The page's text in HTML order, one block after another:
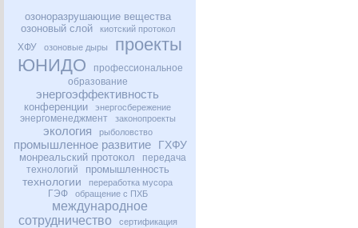
озоноразрушающие вещества
озоновый слой
киотский протокол
ХФУ озоновые дыры
проекты
ЮНИДО
профессиональное
образование
энергоэффективность
конференции энергосбережение
энергоменеджмент законопроекты
экология рыболовство
промышленное развитие ГХФУ
монреальский протокол
передача
технологий
промышленность
технологии переработка мусора
ГЭФ обращение с ПХБ
международное
сотрудничество
сертификация